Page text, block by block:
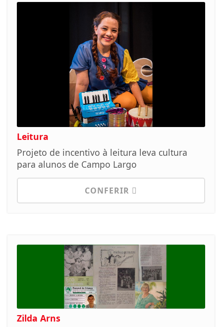
Leitura
Projeto de incentivo à leitura leva cultura
para alunos de Campo Largo
CONFERIR
Zilda Arns